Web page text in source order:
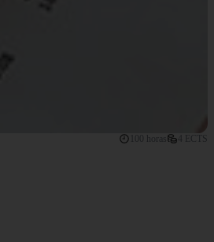
100 horas 4 ECTS